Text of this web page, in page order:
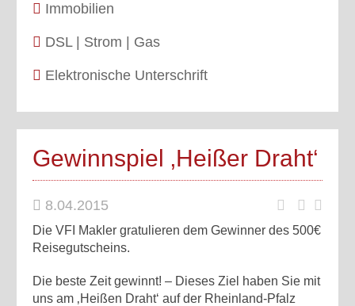
Immobilien
DSL | Strom | Gas
Elektronische Unterschrift
Gewinnspiel ‚Heißer Draht‘
8.04.2015
Die VFI Makler gratulieren dem Gewinner des 500€
Reisegutscheins.
Die beste Zeit gewinnt! – Dieses Ziel haben Sie mit
uns am ‚Heißen Draht‘ auf der Rheinland-Pfalz